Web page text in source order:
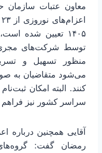
معاون عتبات سازمان
۱۴۰۵ تعیین شده
توسط شرکت‌های
منظور تسهیل و
می‌شود متقاضیان به
کنند. البته امکان
سراسر کشور نیز
آقایی همچنین درباره
رمضان گفت: